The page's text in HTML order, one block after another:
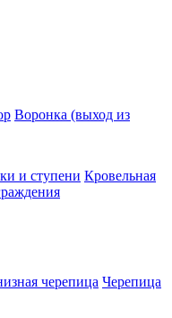
Воронка (выход из
и ступени Кровельная
черепица Черепица